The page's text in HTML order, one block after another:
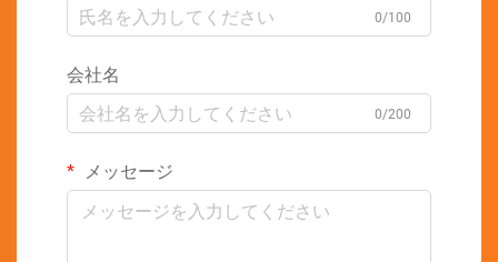
0/100
会社名
0/200
メッセージ